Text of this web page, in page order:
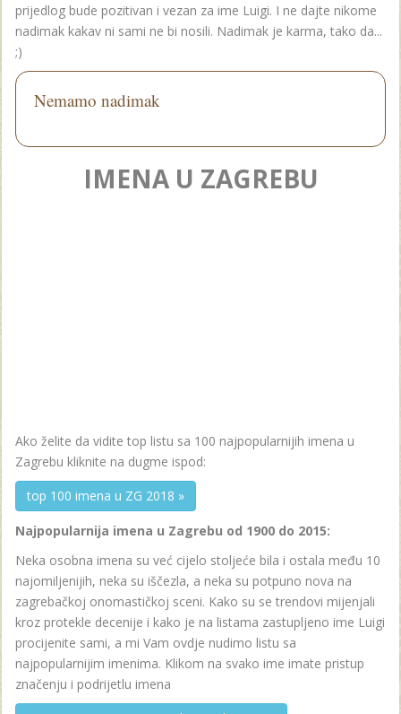
prijedlog bude pozitivan i vezan za ime Luigi. I ne dajte nikome
nadimak kakav ni sami ne bi nosili. Nadimak je karma, tako da...
;)
Nemamo nadimak
IMENA U ZAGREBU
Ako želite da vidite top listu sa 100 najpopularnijih imena u
Zagrebu kliknite na dugme ispod:
top 100 imena u ZG 2018 »
Najpopularnija imena u Zagrebu od 1900 do 2015:
Neka osobna imena su već cijelo stoljeće bila i ostala među 10
najomiljenijih, neka su iščezla, a neka su potpuno nova na
zagrebačkoj onomastičkoj sceni. Kako su se trendovi mijenjali
kroz protekle decenije i kako je na listama zastupljeno ime Luigi
procijenite sami, a mi Vam ovdje nudimo listu sa
najpopularnijim imenima. Klikom na svako ime imate pristup
značenju i podrijetlu imena